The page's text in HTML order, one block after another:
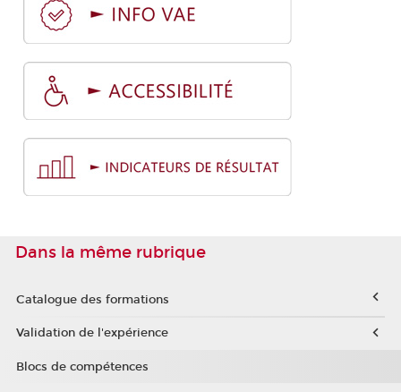
Dans la même rubrique
Catalogue des formations
Validation de l'expérience
Blocs de compétences